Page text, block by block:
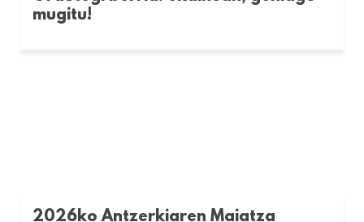
mugitu!
2026ko Antzerkiaren Maiatza